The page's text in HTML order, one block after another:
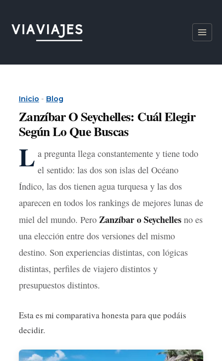
contenido
Inicio - Blog
Zanzíbar O Seychelles: Cuál Elegir
Según Lo Que Buscas
L a pregunta llega constantemente y tiene todo
el sentido: las dos son islas del Océano
Índico, las dos tienen agua turquesa y las dos
aparecen en todos los rankings de mejores lunas de
miel del mundo. Pero Zanzíbar o Seychellesno es
una elección entre dos versiones del mismo
destino. Son experiencias distintas, con lógicas
distintas, perfiles de viajero distintos y
presupuestos distintos.
Esta es mi comparativa honesta para que podáis
decidir.
Necesarias
Estas
cookies no
funcione la